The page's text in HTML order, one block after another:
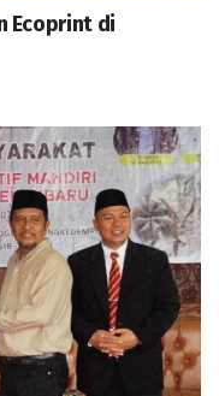
Ecoprint di